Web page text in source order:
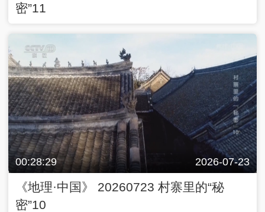
密”11
00:28:29 2026-07-23
《地理·中国》 20260723 村寨里的“秘
密”10